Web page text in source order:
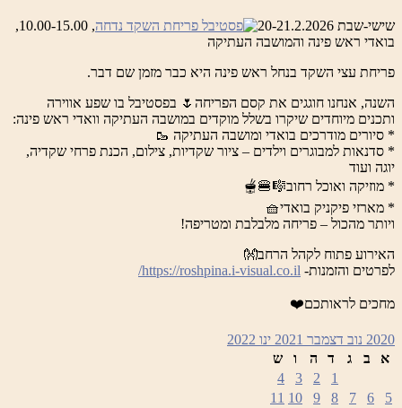
שישי-שבת 20-21.2.2026
, 10.00-15.00,
בואדי ראש פינה והמושבה העתיקה
פריחת עצי השקד בנחל ראש פינה היא כבר מזמן שם דבר.
השנה, אנחנו חוגגים את קסם הפריחה🌷 בפסטיבל בו שפע אווירה
ותכנים מיוחדים שיקרו בשלל מוקדים במושבה העתיקה וואדי ראש פינה:
* סיורים מודרכים בואדי ומושבה העתיקה 🥾
* סדנאות למבוגרים וילדים – ציור שקדיות, צילום, הכנת פרחי שקדיה,
יוגה ועוד
* מוזיקה ואוכל רחוב🎼🍔🫕
* מארזי פיקניק בואדי🧺
ויותר מהכול – פריחה מלבלבת ומטריפה!
האירוע פתוח לקהל הרחב👐
לפרטים והזמנות- https://roshpina.i-visual.co.il/
מחכים לראותכם❤️
2020 נוב דצמבר 2021 ינו 2022
א
ב ג ד ה ו
ש
1
2
3
4
5
6
7
8
9
10
11